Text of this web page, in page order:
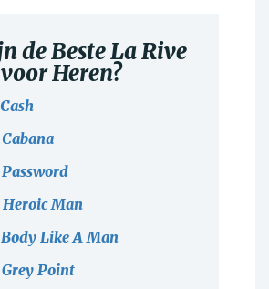
de BesteLa Rive
Heren?
Heroic Man
Like A Man
Point